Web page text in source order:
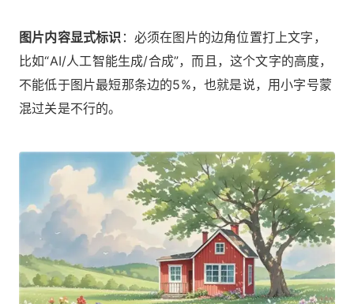
图片内容显式标识 ：必须在图片的边角位置打上文字，
比如“AI/人工智能生成/合成”，而且，这个文字的高度，
不能低于图片最短那条边的5%，也就是说，用小字号蒙
混过关是不行的。